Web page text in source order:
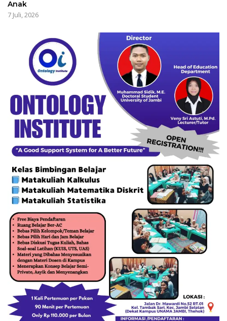
Anak
7 Juli, 2026